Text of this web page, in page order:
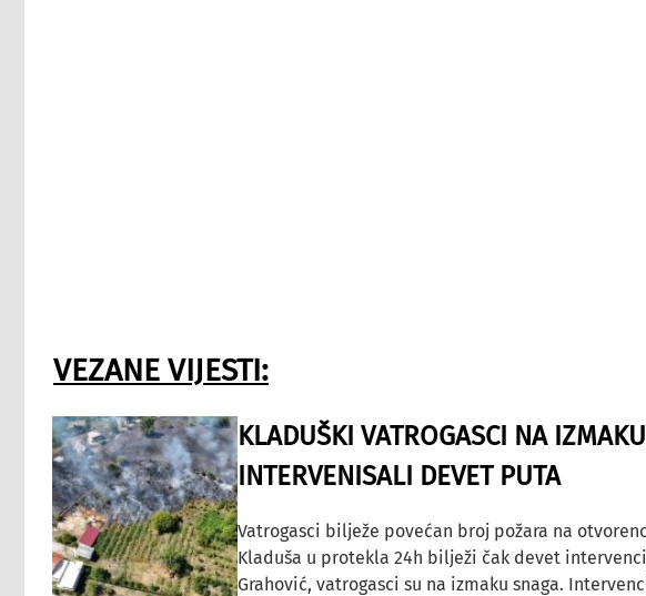
VEZANE VIJESTI:
KLADUŠKI VATROGASCI NA
INTERVENISALI DEVET PUTA
Vatrogasci bilježe povećan broj požara na
Kladuša u protekla 24h bilježi čak devet
Grahović, vatrogasci su na izmaku snaga.